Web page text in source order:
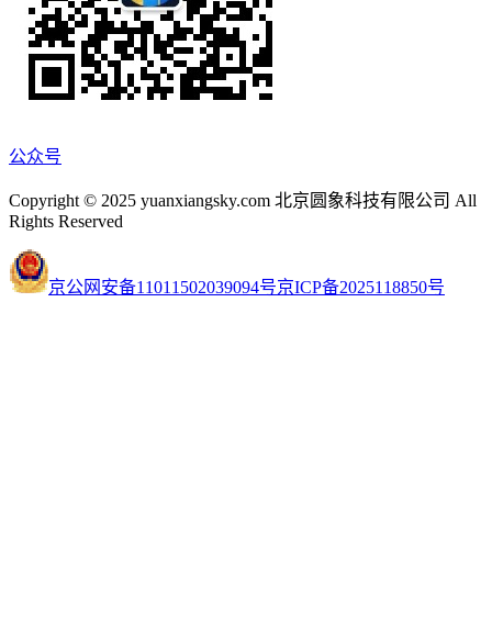
公众号
Copyright © 2025 yuanxiangsky.com 北京圆象科技有限公司 All
Rights Reserved
京公网安备11011502039094号京ICP备2025118850号